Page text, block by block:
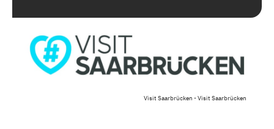
Visit Saarbrücken - Visit Saarbrücken